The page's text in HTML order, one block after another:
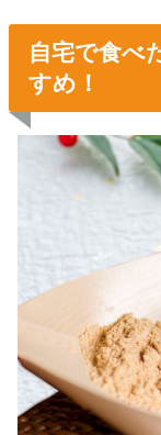
自宅で食べ
すめ！